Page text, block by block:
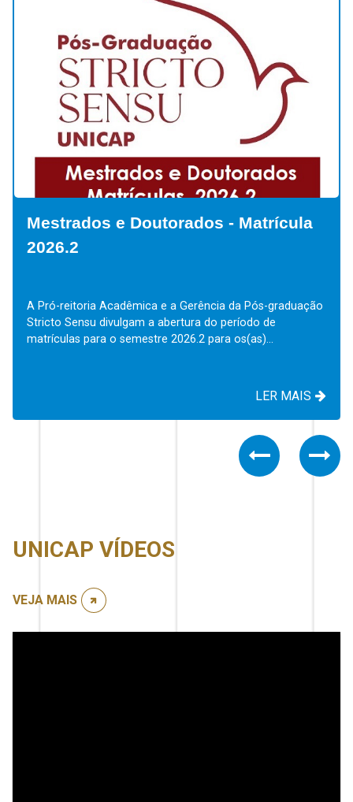
Mestrados e Doutorados - Matrícula
2026.2
A Pró-reitoria Acadêmica e a Gerência da Pós-graduação
Stricto Sensu divulgam a abertura do período de
matrículas para o semestre 2026.2 para os(as)...
LER MAIS
Previous
UNICAP VÍDEOS
VEJA MAIS